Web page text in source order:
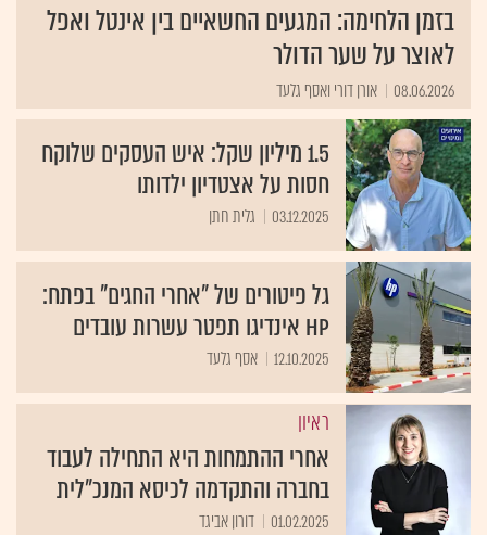
בזמן הלחימה: המגעים החשאיים בין אינטל ואפל
לאוצר על שער הדולר
08.06.2026 אורן דורי ואסף גלעד
1.5 מיליון שקל: איש העסקים שלוקח
חסות על אצטדיון ילדותו
03.12.2025 גלית חתן
גל פיטורים של "אחרי החגים" בפתח:
HP אינדיגו תפטר עשרות עובדים
12.10.2025 אסף גלעד
ראיון
אחרי ההתמחות היא התחילה לעבוד
בחברה והתקדמה לכיסא המנכ"לית
01.02.2025 דורון אביגד